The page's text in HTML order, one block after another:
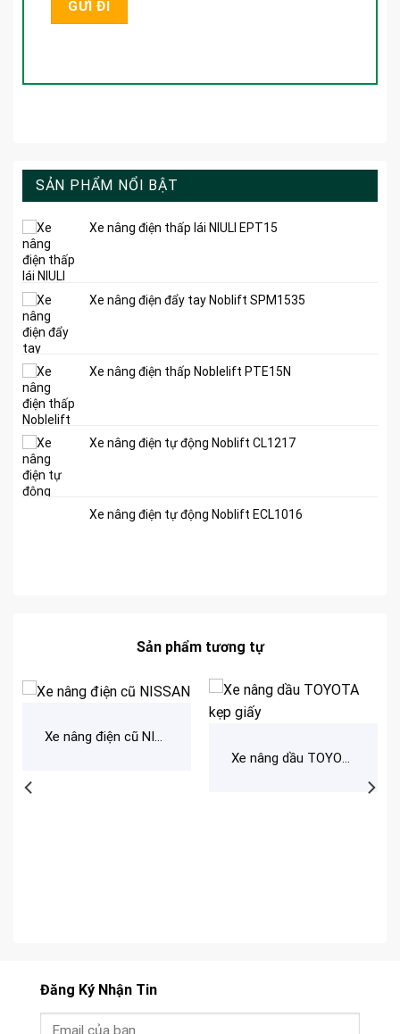
SẢN PHẨM NỔI BẬT
Xe nâng điện thấp lái NIULI EPT15
Xe nâng điện đẩy tay Noblift SPM1535
Xe nâng điện thấp Noblelift PTE15N
Xe nâng điện tự động Noblift CL1217
Xe nâng điện tự động Noblift ECL1016
Sản phẩm tương tự
Xe nâng điện cũ NISSAN
Xe nâng dầu TOYOTA kẹp giấy
Đăng Ký Nhận Tin